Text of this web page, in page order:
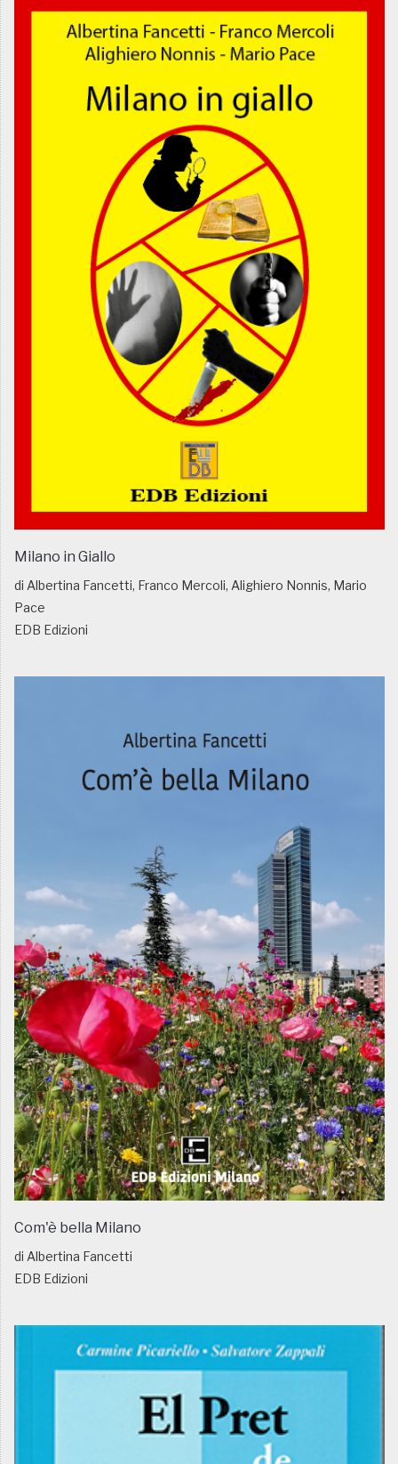
Milano in Giallo
di Albertina Fancetti, Franco Mercoli, Alighiero Nonnis, Mario
Pace
EDB Edizioni
Com'è bella Milano
di Albertina Fancetti
EDB Edizioni